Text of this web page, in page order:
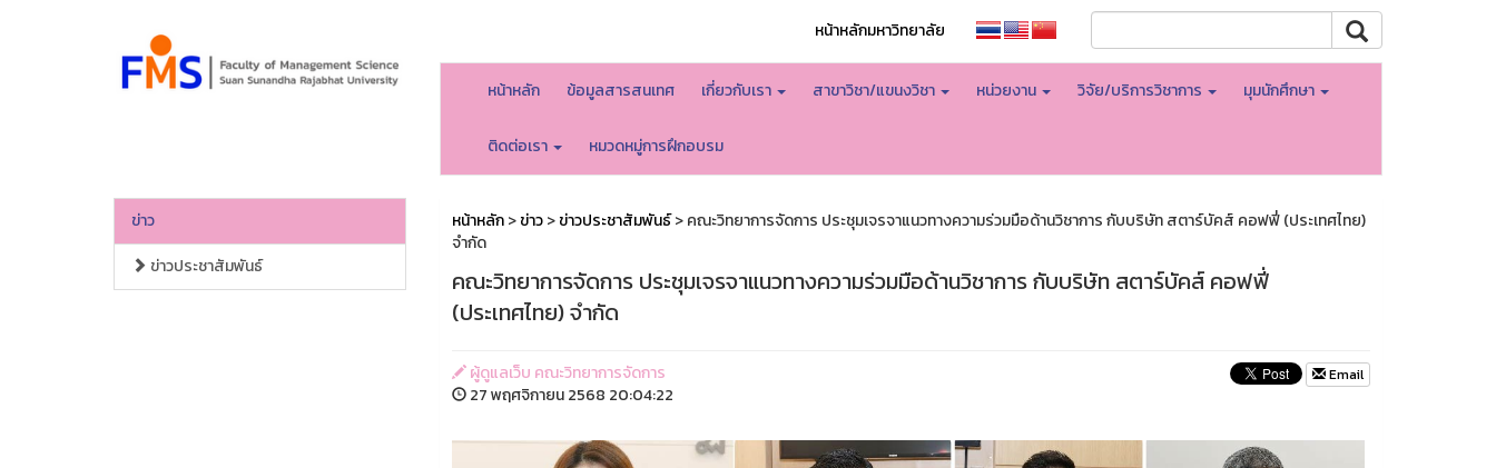
หน้าหลักมหาวิทยาลัย
หน้าหลัก ข้อมูลสารสนเทศ เกี่ยวกับเรา สาขาวิชา/แขนงวิชา หน่วยงาน วิจัย/บริการวิชาการ มุมนักศึกษา
ติดต่อเรา หมวดหมู่การฝึกอบรม
ข่าว
ข่าวประชาสัมพันธ์
หน้าหลัก>ข่าว>ข่าวประชาสัมพันธ์> คณะวิทยาการจัดการ ประชุมเจรจาแนวทางความร่วมมือด้านวิชาการ กับบริษัท สตาร์บัคส์ คอฟฟี่ (ประเทศไทย)
จำกัด
คณะวิทยาการจัดการ ประชุมเจรจาแนวทางความร่วมมือด้านวิชาการ กับบริษัท สตาร์บัคส์ คอฟฟี่
(ประเทศไทย) จำกัด
ผู้ดูแลเว็บ คณะวิทยาการจัดการ
27 พฤศจิกายน 2568 20:04:22
Email